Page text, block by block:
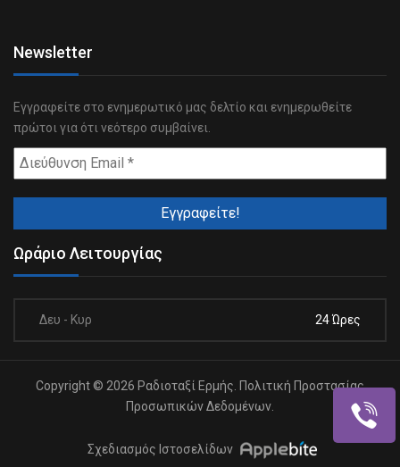
Newsletter
Εγγραφείτε στο ενημερωτικό μας δελτίο και ενημερωθείτε
πρώτοι για ότι νεότερο συμβαίνει.
Ωράριο Λειτουργίας
Δευ - Κυρ 24 Ώρες
Copyright © 2026 Ραδιοταξί Ερμής. Πολιτική Προστασίας
Προσωπικών Δεδομένων.
Σχεδιασμός Ιστοσελίδων